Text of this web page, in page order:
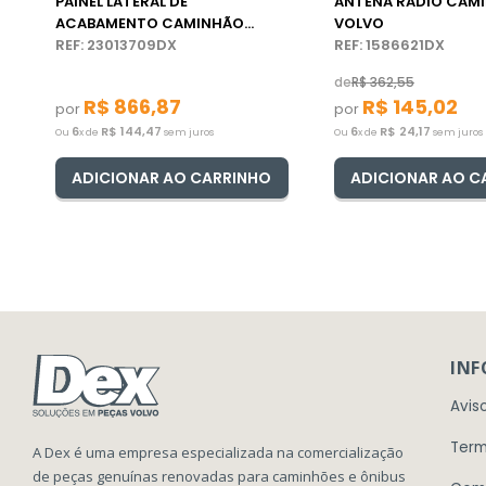
ACABAMENTO CAMINHÃO
VOLVO
REF: 23013709DX
por R$ 866,87
Ou 6x de R$ 144,47 sem juros
ADICIONAR AO CARRINHO
VOLVO
REF: 1586621DX
deR$362,55
por R$ 145,02
Ou 6x de R$ 24,17 sem juros
ADICIONAR AO
A Dex é uma empresa especializada na comercialização
de peças genuínas renovadas para caminhões e ônibus